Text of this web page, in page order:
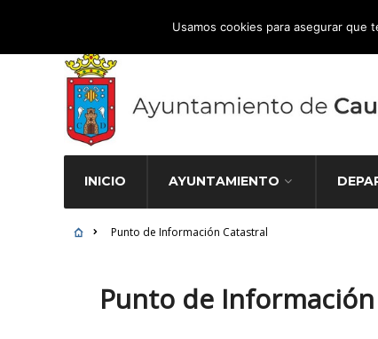
Atención Ciudadana 965 827 000
INICIO AYUNTAMIENTO
Punto de Información Catastral
Punto de
Usamos cookies para asegurar que